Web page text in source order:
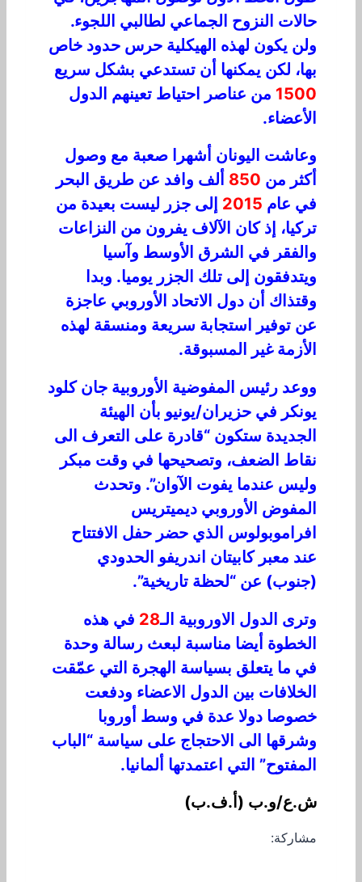
حالات النزوح الجماعي لطالبي اللجوء.
ولن يكون لهذه الهيكلية حرس حدود خاص
بها، لكن يمكنها أن تستدعي بشكل سريع
1500 من عناصر احتياط تعينهم الدول
الأعضاء.
وعاشت اليونان أشهرا صعبة مع وصول
أكثر من 850 ألف وافد عن طريق البحر
في عام 2015 إلى جزر ليست بعيدة من
تركيا، إذ كان الآلاف يفرون من النزاعات
والفقر في الشرق الأوسط وآسيا
ويتدفقون إلى تلك الجزر يوميا. وبدا
وقتذاك أن دول الاتحاد الأوروبي عاجزة
عن توفير استجابة سريعة ومنسقة لهذه
الأزمة غير المسبوقة.
ووعد رئيس المفوضية الأوروبية جان كلود
يونكر في حزيران/يونيو بأن الهيئة
الجديدة ستكون “قادرة على التعرف الى
نقاط الضعف، وتصحيحها في وقت مبكر
وليس عندما يفوت الآوان”. وتحدث
المفوض الأوروبي ديميتريس
افراموبولوس الذي حضر حفل الافتتاح
عند معبر كابيتان اندريفو الحدودي
(جنوب) عن “لحظة تاريخية”.
وترى الدول الاوروبية الـ28 في هذه
الخطوة أيضا مناسبة لبعث رسالة وحدة
في ما يتعلق بسياسة الهجرة التي عمّقت
الخلافات بين الدول الاعضاء ودفعت
خصوصا دولا عدة في وسط أوروبا
وشرقها الى الاحتجاج على سياسة “الباب
المفتوح” التي اعتمدتها ألمانيا.
ش.ع/و.ب (أ.ف.ب)
مشاركة: